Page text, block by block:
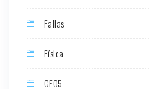
Fallas
Física
GEO5